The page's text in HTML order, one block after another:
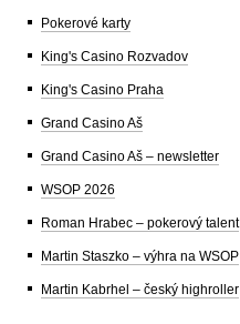
Pokerové karty
King's Casino Rozvadov
King's Casino Praha
Grand Casino Aš
Grand Casino Aš – newsletter
WSOP 2026
Roman Hrabec – pokerový talent
Martin Staszko – výhra na WSOP
Martin Kabrhel – český highroller